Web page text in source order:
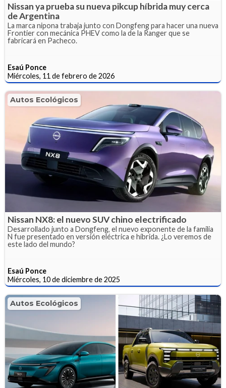
Nissan ya prueba su nueva pikcup híbrida muy cerca
de Argentina
La marca nipona trabaja junto con Dongfeng para hacer una nueva
Frontier con mecánica PHEV como la de la Ranger que se
fabricará en Pacheco.
Esaú Ponce
Miércoles, 11 de febrero de 2026
Autos Ecológicos
Nissan NX8: el nuevo SUV chino electrificado
Desarrollado junto a Dongfeng, el nuevo exponente de la familia
N fue presentado en versión eléctrica e híbrida. ¿Lo veremos de
este lado del mundo?
Esaú Ponce
Miércoles, 10 de diciembre de 2025
Autos Ecológicos